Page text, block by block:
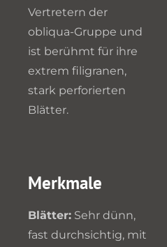
Vertretern der
obliqua-Gruppe und
ist berühmt für ihre
extrem filigranen,
stark perforierten
Blätter.
Merkmale
Blätter: Sehr dünn,
fast durchsichtig, mit